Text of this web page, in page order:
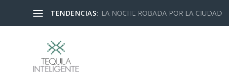
TENDENCIAS: LA NOCHE ROBADA POR LA CIUDAD